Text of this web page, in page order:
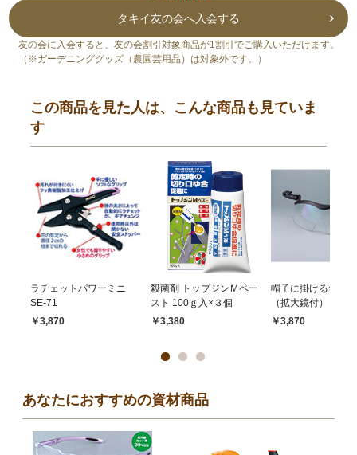
タキイ友の会へ入会する
友の会に入会すると、友の会割引対象商品が1割引でご購入いただけます。
（※ガーデニンググッズ（農園芸用品）は対象外です。）
この商品を見た人は、こんな商品も見ていま
す
ラチェットパワーミニ
SE-71
￥3,870
殺菌剤 トップジンＭペー
スト 100ｇ入×３個
￥3,380
帽子に掛ける保護
（拡大鏡付）
￥3,870
あなたにおすすめの資材商品